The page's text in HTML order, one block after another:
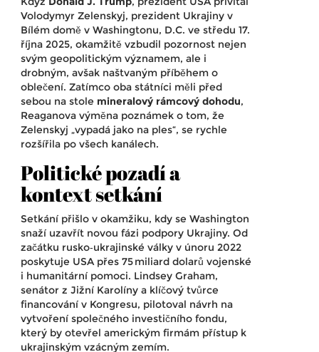
Volodymyr Zelenskyj, prezident Ukrajiny v
Bílém domě v Washingtonu, D.C. ve středu 17.
října 2025, okamžitě vzbudil pozornost nejen
svým geopolitickým významem, ale i
drobným, avšak naštvaným příběhem o
oblečení. Zatímco oba státníci měli před
sebou na stole mineralový rámcový dohodu,
Reaganova výměna poznámek o tom, že
Zelenskyj „vypadá jako na ples“, se rychle
rozšířila po všech kanálech.
Politické pozadí a
kontext setkání
Setkání přišlo v okamžiku, kdy se Washington
snaží uzavřít novou fázi podpory Ukrajiny. Od
začátku rusko‑ukrajinské války v únoru 2022
poskytuje USA přes 75 miliard dolarů vojenské
i humanitární pomoci. Lindsey Graham,
senátor z Jižní Karolíny a klíčový tvůrce
financování v Kongresu, pilotoval návrh na
vytvoření společného investičního fondu,
který by otevřel americkým firmám přístup k
ukrajinským vzácným zemím.